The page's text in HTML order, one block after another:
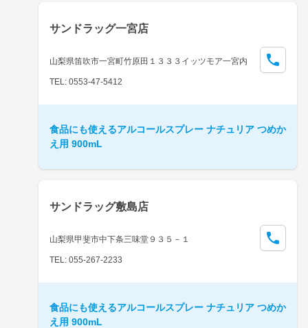
サンドラッグ一宮店
山梨県笛吹市一宮町竹原田１３３３イッツモア一宮内
TEL: 0553-47-5412
食品にも使えるアルコールスプレー ナチュリア つめか
え用 900mL
サンドラッグ敷島店
山梨県甲斐市中下条三味堂９３５－１
TEL: 055-267-2233
食品にも使えるアルコールスプレー ナチュリア つめか
え用 900mL